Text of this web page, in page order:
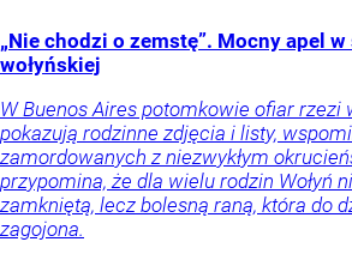
„Nie chodzi o zemstę”. Mocny apel
wołyńskiej
W Buenos Aires potomkowie ofiar rzezi
pokazują rodzinne zdjęcia i listy,
zamordowanych z niezwykłym
przypomina, że dla wielu rodzin Wołyń
zamkniętą, lecz bolesną raną, która do
zagojona.